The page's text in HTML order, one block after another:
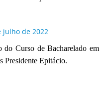
julho de 2022
do Curso de Bacharelado em
Presidente Epitácio.